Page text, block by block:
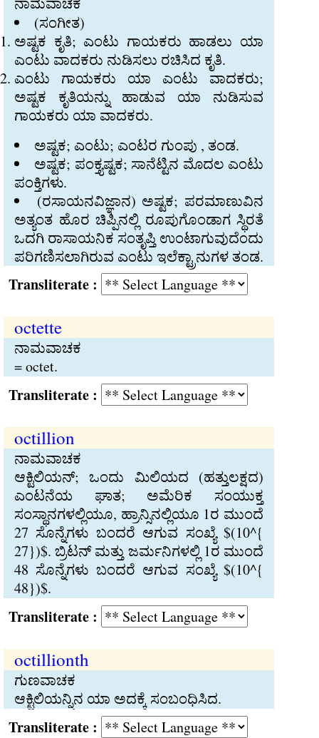
(ಸಂಗೀತ)
ಅಷ್ಟಕ ಕೃತಿ; ಎಂಟು ಗಾಯಕರು ಹಾಡಲು ಯಾ
ಎಂಟು ವಾದಕರು ನುಡಿಸಲು ರಚಿಸಿದ ಕೃತಿ.
ಎಂಟು ಗಾಯಕರು ಯಾ ಎಂಟು ವಾದಕರು;
ಅಷ್ಟಕ ಕೃತಿಯನ್ನು ಹಾಡುವ ಯಾ ನುಡಿಸುವ
ಗಾಯಕರು ಯಾ ವಾದಕರು.
ಅಷ್ಟಕ; ಎಂಟು; ಎಂಟರ ಗುಂಪು , ತಂಡ.
ಅಷ್ಟಕ; ಪಂಕ್ತ್ಯಷ್ಟಕ; ಸಾನೆಟ್ಟಿನ ಮೊದಲ ಎಂಟು
ಪಂಕ್ತಿಗಳು.
(ರಸಾಯನವಿಜ್ಞಾನ) ಅಷ್ಟಕ; ಪರಮಾಣುವಿನ
ಅತ್ಯಂತ ಹೊರ ಚಿಪ್ಪಿನಲ್ಲಿ ರೂಪುಗೊಂಡಾಗ ಸ್ಥಿರತೆ
ಒದಗಿ ರಾಸಾಯನಿಕ ಸಂತೃಪ್ತಿ ಉಂಟಾಗುವುದೆಂದು
ಪರಿಗಣಿಸಲಾಗಿರುವ ಎಂಟು ಇಲೆಕ್ಟ್ರಾನುಗಳ ತಂಡ.
:
octette
ನಾಮವಾಚಕ
= octet.
:
octillion
ನಾಮವಾಚಕ
ಆಕ್ಟಿಲಿಯನ್‍; ಒಂದು ಮಿಲಿಯದ (ಹತ್ತುಲಕ್ಷದ)
ಎಂಟನೆಯ ಘಾತ; ಅಮೆರಿಕ ಸಂಯುಕ್ತ
ಸಂಸ್ಥಾನಗಳಲ್ಲಿಯೂ, ಹ್ರಾನ್ಸಿನಲ್ಲಿಯೂ 1ರ ಮುಂದೆ
27 ಸೊನ್ನೆಗಳು ಬಂದರೆ ಆಗುವ ಸಂಖ್ಯೆ $(10^{
27})$. ಬ್ರಿಟನ್‍ ಮತ್ತು ಜರ್ಮನಿಗಳಲ್ಲಿ 1ರ ಮುಂದೆ
48 ಸೊನ್ನೆಗಳು ಬಂದರೆ ಆಗುವ ಸಂಖ್ಯೆ $(10^{
48})$.
:
octillionth
ಗುಣವಾಚಕ
ಆಕ್ಟಿಲಿಯನ್ನಿನ ಯಾ ಅದಕ್ಕೆ ಸಂಬಂಧಿಸಿದ.
: